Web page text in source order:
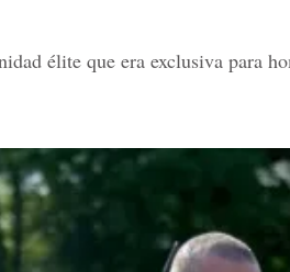
élite que era exclusiva para